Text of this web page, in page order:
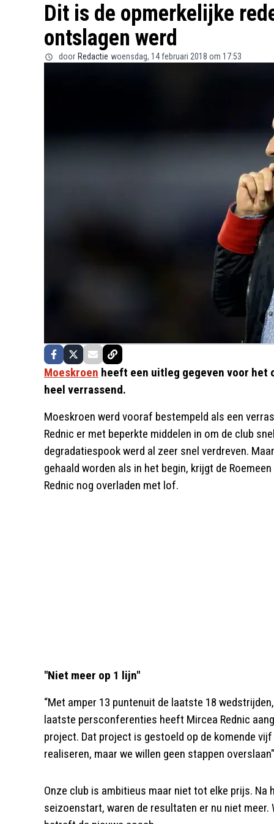
Dit is de opmerkelijke
ontslagen werd
door Redactie woensdag, 14 februari 2018 om 17:53
Moeskroen heeft een uitleg gegeven voor het
heel verrassend.
Moeskroen werd vooraf bestempeld als een
Rednic er met beperkte middelen in om de club
degradatiespook werd al zeer snel verdreven.
gehaald worden als in het begin, krijgt de
Rednic nog overladen met lof.
"Niet meer op 1 lijn"
“Met amper 13 puntenuit de laatste 18
laatste persconferenties heeft Mircea Rednic
project. Dat project is gestoeld op de komende
realiseren, maar we willen geen stappen
Onze club is ambitieus maar niet tot elke prijs. Na
seizoenstart, waren de resultaten er nu niet